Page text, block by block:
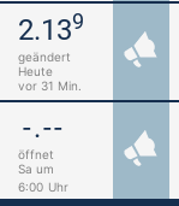
2.139
geändert
Heute
vor 31 Min.
-.--
öffnet
Sa um
6:00 Uhr